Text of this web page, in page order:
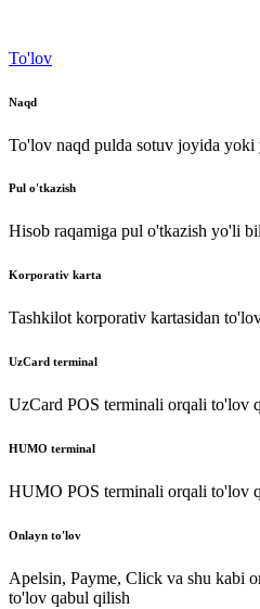
To'lov
Naqd
To'lov naqd pulda sotuv joyida yoki
Pul o'tkazish
Hisob raqamiga pul o'tkazish yo'li
Korporativ karta
Tashkilot korporativ kartasidan
UzCard terminal
UzCard POS terminali orqali to'lov
HUMO terminal
HUMO POS terminali orqali to'lov
Onlayn to'lov
Apelsin, Payme, Click va shu kabi
to'lov qabul qilish